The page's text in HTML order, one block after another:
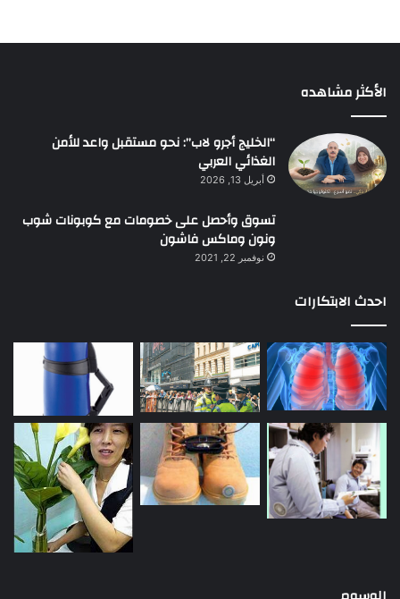
الأكثر مشاهده
“الخليج أجرو لاب”: نحو مستقبل واعد للأمن
الغذائي العربي
أبريل 13, 2026
تسوق وأحصل على خصومات مع كوبونات شوب
ونون وماكس فاشون
نوفمبر 22, 2021
احدث الابتكارات